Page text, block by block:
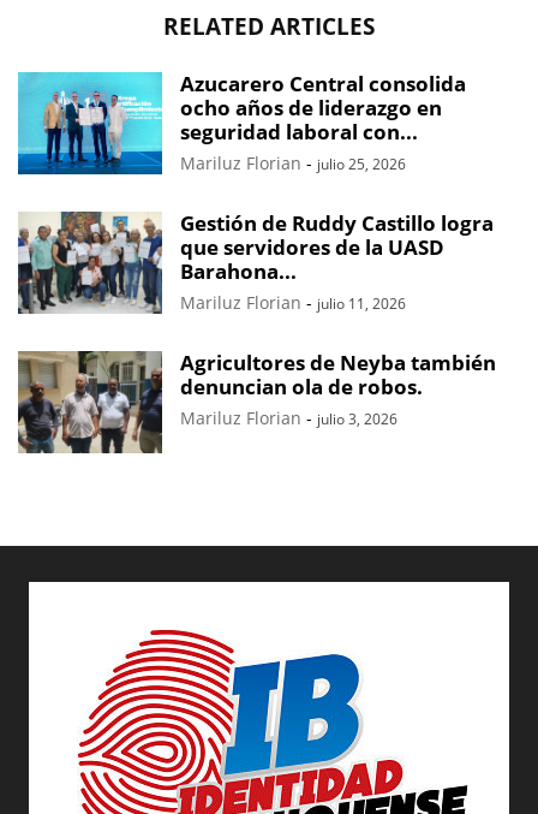
RELATED ARTICLES
Azucarero Central consolida
ocho años de liderazgo en
seguridad laboral con...
Mariluz Florian - julio 25, 2026
Gestión de Ruddy Castillo logra
que servidores de la UASD
Barahona...
Mariluz Florian - julio 11, 2026
Agricultores de Neyba también
denuncian ola de robos.
Mariluz Florian - julio 3, 2026